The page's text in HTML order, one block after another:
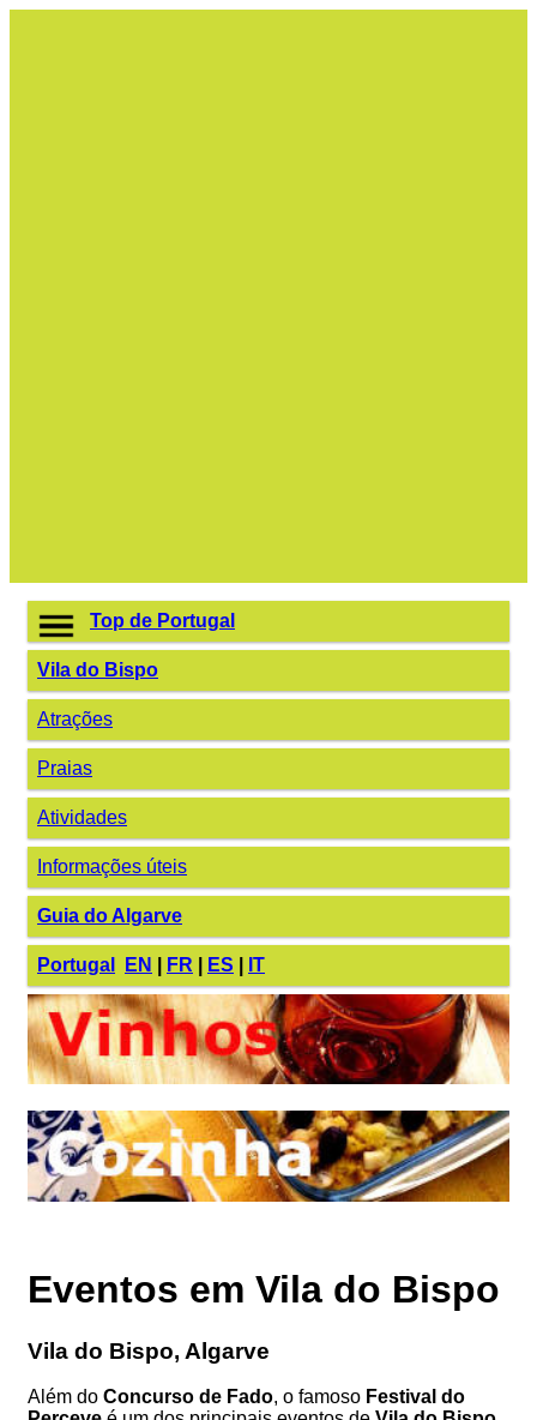
Top de Portugal
Vila do Bispo
Atrações
Praias
Atividades
Informações úteis
Guia do Algarve
Portugal EN FR ES IT
Eventos em Vila do Bispo
Vila do Bispo, Algarve
Além do Concurso de Fado, o famoso Festival do